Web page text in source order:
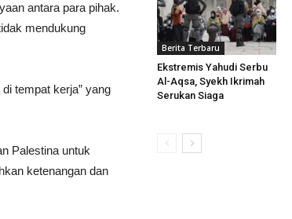
antara para pihak.
mendukung
tempat kerja” yang
Palestina untuk
ketenangan dan
Berita Terbaru
Ekstremis Yahudi Serbu
Al-Aqsa, Syekh Ikrimah
Serukan Siaga